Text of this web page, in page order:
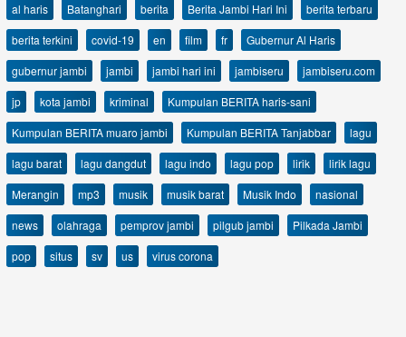
al haris Batanghari berita Berita Jambi Hari Ini
berita terbaru
berita terkini
covid-19 en film fr
Gubernur Al Haris
gubernur jambi
jambi jambi hari ini jambiseru
jambiseru.com
jp
kota jambi kriminal
Kumpulan BERITA haris-sani
Kumpulan BERITA muaro jambi
Kumpulan BERITA Tanjabbar
lagu
lagu barat
lagu dangdut lagu indo lagu pop lirik
lirik lagu
Merangin
mp3 musik musik barat Musik Indo
nasional
news
olahraga pemprov jambi pilgub jambi
Pilkada Jambi
pop
situs sv us virus corona